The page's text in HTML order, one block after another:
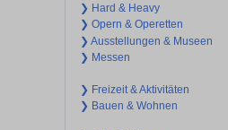
❯ Hard & Heavy
❯ Opern & Operetten
❯ Ausstellungen & Museen
❯ Messen
❯ Freizeit & Aktivitäten
❯ Bauen & Wohnen